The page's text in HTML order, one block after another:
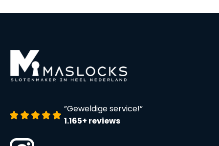
”Geweldige service!”
1.165+ reviews